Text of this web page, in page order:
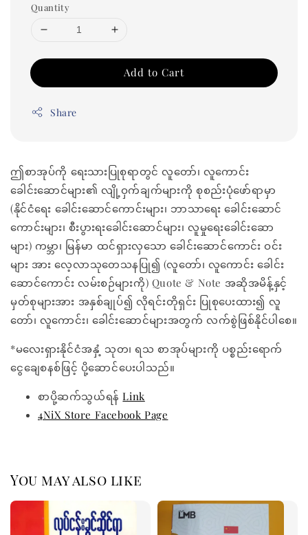
Quantity
Add to Cart
Share
ဤစာအုပ်ကို ရေးသားပြုစုရာတွင် လူတော်၊ လူကောင်း
ခေါင်းဆောင်များ၏ လျို့ဝှက်ချက်များကို စုစည်းပုံဖော်ရာမှာ
(နိုင်ငံရေး ခေါင်းဆောင်ကောင်းများ၊ ဘာသာရေး ခေါင်းဆောင်
ကောင်းများ၊ စီးပွားရးခေါင်းဆောင်များ၊ လူမှုရေးခေါင်းဆော
များ) ကမ္ဘာ၊ မြန်မာ ထင်ရှားလှသော ခေါင်းဆောင်ကောင်း ဝင်း
များ အား လေ့လာသုတေသနပြု၍ (လူတော်၊ လူကောင်း ခေါင်း
ဆောင်ကောင်း လမ်းစဉ်များကို) Quote & Note အဆိုအမိန့်နှင့်
မှတ်စုများအား အနှစ်ချုပ်၍ လိုရင်းတိုရှင်း ပြုစုပေးထား၍ လူ
တော်၊ လူကောင်း၊ ခေါင်းဆောင်များအတွက် လက်စွဲဖြစ်နိုင်ပါစေ။
*မလေးရှားနိုင်ငံအနှံ့ သုတ၊ ရသ စာအုပ်များကို ပစ္စည်းရောက်
ငွေချေစနစ်ဖြင့် ပို့ဆောင်ပေးပါသည်။
စာပို့ဆက်သွယ်ရန်Link
4NiX Store Facebook Page
You may also like